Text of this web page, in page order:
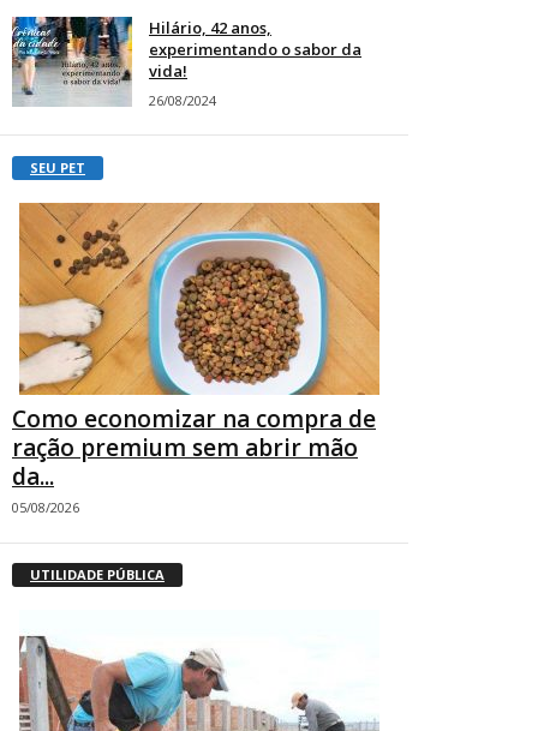
Hilário, 42 anos,
experimentando o sabor da
vida!
26/08/2024
SEU PET
Como economizar na compra de
ração premium sem abrir mão
da...
05/08/2026
UTILIDADE PÚBLICA